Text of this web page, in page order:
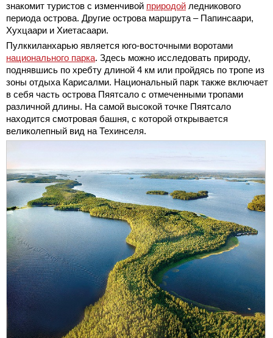
знакомит туристов с изменчивой природой ледникового
периода острова. Другие острова маршрута – Папинсаари,
Хухцаари и Хиетасаари.
Пулккиланхарью является юго-восточными воротами
национального парка. Здесь можно исследовать природу,
поднявшись по хребту длиной 4 км или пройдясь по тропе из
зоны отдыха Карисалми. Национальный парк также включает
в себя часть острова Пяятсало с отмеченными тропами
различной длины. На самой высокой точке Пяятсало
находится смотровая башня, с которой открывается
великолепный вид на Техинселя.